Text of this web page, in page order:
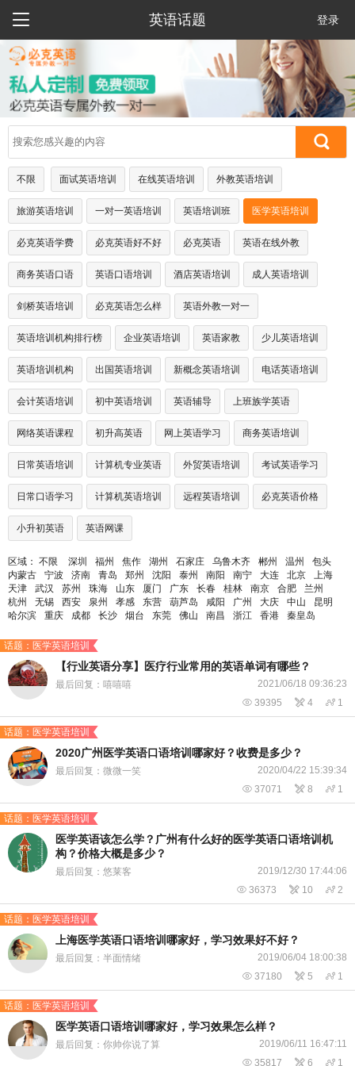
 英语话题 登录
不限 面试英语培训 在线英语培训 外教英语培训
旅游英语培训 一对一英语培训 英语培训班 医学英语培训
必克英语学费 必克英语好不好 必克英语 英语在线外教
商务英语口语 英语口语培训 酒店英语培训 成人英语培训
剑桥英语培训 必克英语怎么样 英语外教一对一
英语培训机构排行榜 企业英语培训 英语家教 少儿英语培训
英语培训机构 出国英语培训 新概念英语培训 电话英语培训
会计英语培训 初中英语培训 英语辅导 上班族学英语
网络英语课程 初升高英语 网上英语学习 商务英语培训
日常英语培训 计算机专业英语 外贸英语培训 考试英语学习
日常口语学习 计算机英语培训 远程英语培训 必克英语价格
小升初英语 英语网课
区域： 不限 深圳 福州 焦作 湖州 石家庄 乌鲁木齐 郴州 温州
包头
内蒙古
宁波 济南 青岛 郑州 沈阳 泰州 南阳 南宁 大连 北京
上海
天津
武汉 苏州 珠海 山东 厦门 广东 长春 桂林 南京 合肥
兰州
杭州
无锡 西安 泉州 孝感 东营 葫芦岛 咸阳 广州 大庆 中山
昆明
哈尔滨
重庆 成都 长沙 烟台 东莞 佛山 南昌 浙江 香港 秦皇岛
话题：医学英语培训
【行业英语分享】医疗行业常用的英语单词有哪些？
最后回复：嘻嘻嘻 2021/06/18 09:36:23
 39395  4  1
话题：医学英语培训
2020广州医学英语口语培训哪家好？收费是多少？
最后回复：微微一笑 2020/04/22 15:39:34
 37071  8  1
话题：医学英语培训
医学英语该怎么学？广州有什么好的医学英语口语培训机
构？价格大概是多少？
最后回复：悠莱客 2019/12/30 17:44:06
 36373  10  2
话题：医学英语培训
上海医学英语口语培训哪家好，学习效果好不好？
最后回复：半面情绪 2019/06/04 18:00:38
 37180  5  1
话题：医学英语培训
医学英语口语培训哪家好，学习效果怎么样？
最后回复：你帅你说了算 2019/06/11 16:47:11
 35817  6  1